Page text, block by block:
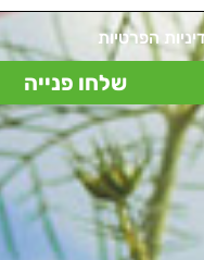
הפרטיות
שלחו פנייה